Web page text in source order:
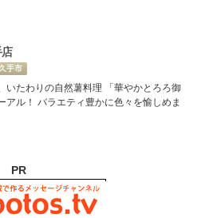
手市
いたわりの自然薯料理 「華やかとろろ御
アル！ バラエティ豊かに色々を愉しめま
PR